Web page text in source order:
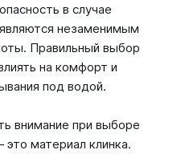
в случае
незаменимым
Правильный выбор
на комфорт и
под водой.
внимание при выборе
материал клинка.